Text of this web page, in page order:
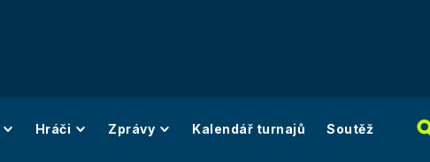
Hráči Zprávy Kalendář turnajů Soutěž